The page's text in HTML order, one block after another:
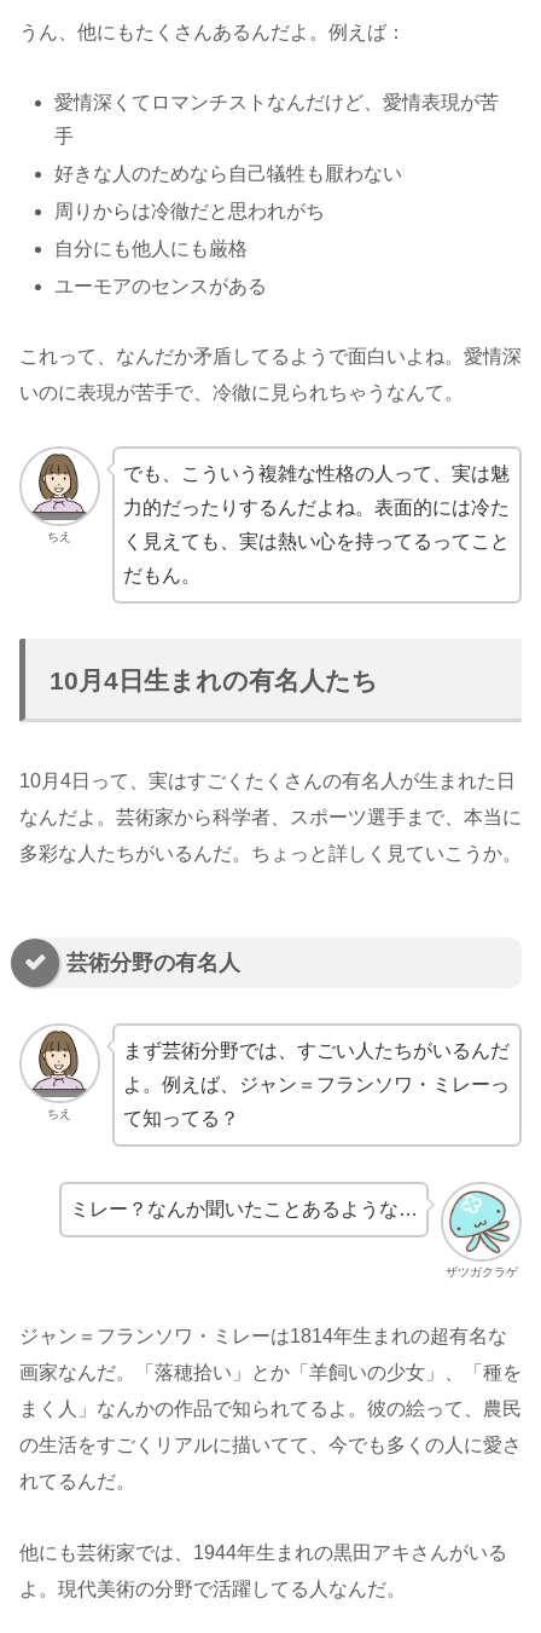
うん、他にもたくさんあるんだよ。例えば：
愛情深くてロマンチストなんだけど、愛情表現が苦
手
好きな人のためなら自己犠牲も厭わない
周りからは冷徹だと思われがち
自分にも他人にも厳格
ユーモアのセンスがある
これって、なんだか矛盾してるようで面白いよね。愛情深
いのに表現が苦手で、冷徹に見られちゃうなんて。
ちえ
でも、こういう複雑な性格の人って、実は魅
力的だったりするんだよね。表面的には冷た
く見えても、実は熱い心を持ってるってこと
だもん。
10月4日生まれの有名人たち
10月4日って、実はすごくたくさんの有名人が生まれた日
なんだよ。芸術家から科学者、スポーツ選手まで、本当に
多彩な人たちがいるんだ。ちょっと詳しく見ていこうか。
芸術分野の有名人
ちえ
まず芸術分野では、すごい人たちがいるんだ
よ。例えば、ジャン＝フランソワ・ミレーっ
て知ってる？
ザツガクラゲ
ミレー？なんか聞いたことあるような…
ジャン＝フランソワ・ミレーは1814年生まれの超有名な
画家なんだ。「落穂拾い」とか「羊飼いの少女」、「種を
まく人」なんかの作品で知られてるよ。彼の絵って、農民
の生活をすごくリアルに描いてて、今でも多くの人に愛さ
れてるんだ。
他にも芸術家では、1944年生まれの黒田アキさんがいる
よ。現代美術の分野で活躍してる人なんだ。